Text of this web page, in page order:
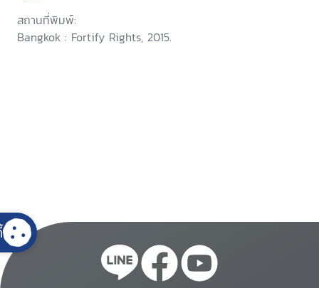
สถานที่พิมพ์:
Bangkok : Fortify Rights, 2015.